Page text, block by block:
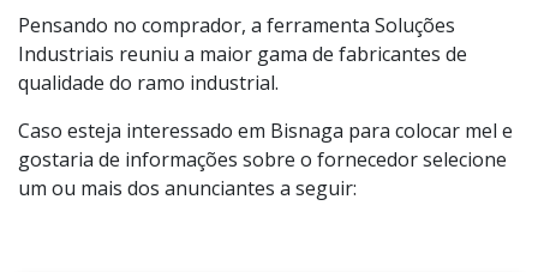
Pensando no comprador, a ferramenta Soluções
Industriais reuniu a maior gama de fabricantes de
qualidade do ramo industrial.
Caso esteja interessado em Bisnaga para colocar mel e
gostaria de informações sobre o fornecedor selecione
um ou mais dos anunciantes a seguir: